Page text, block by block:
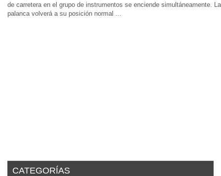
de carretera en el grupo de instrumentos se enciende simultáneamente. La
palanca volverá a su posición normal ...
CATEGORÍAS